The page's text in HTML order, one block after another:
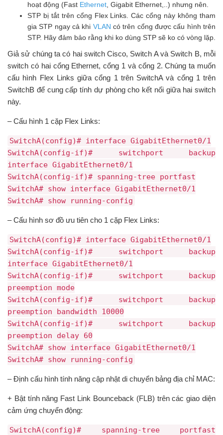
hoạt động (Fast Ethernet, Gigabit Ethernet,..) nhưng nên.
STP bị tắt trên cổng Flex Links. Các cổng này không tham
gia STP ngay cả khi VLAN có trên cổng được cấu hình trên
STP. Hãy đảm bảo rằng khi ko dùng STP sẽ ko có vòng lặp.
Giả sử chúng ta có hai switch Cisco, Switch A và Switch B, mỗi
switch có hai cổng Ethernet, cổng 1 và cổng 2. Chúng ta muốn
cấu hình Flex Links giữa cổng 1 trên SwitchA và cổng 1 trên
SwitchB để cung cấp tính dự phòng cho kết nối giữa hai switch
này.
– Cấu hình 1 cặp Flex Links:
SwitchA(config)# interface GigabitEthernet0/1
SwitchA(config-if)# switchport backup
interface GigabitEthernet0/1
SwitchA(config-if)# spanning-tree portfast
SwitchA# show interface GigabitEthernet0/1
SwitchA# show running-config
– Cấu hình sơ đồ ưu tiên cho 1 cặp Flex Links:
SwitchA(config)# interface GigabitEthernet0/1
SwitchA(config-if)# switchport backup
interface GigabitEthernet0/1
SwitchA(config-if)# switchport backup
preemption mode
SwitchA(config-if)# switchport backup
preemption bandwidth 10000
SwitchA(config-if)# switchport backup
preemption delay 60
SwitchA# show interface GigabitEthernet0/1
SwitchA# show running-config
– Định cấu hình tính năng cập nhật di chuyển bảng địa chỉ MAC:
+ Bật tính năng Fast Link Bounceback (FLB) trên các giao diện
cảm ứng chuyển động:
SwitchA(config)# spanning-tree portfast